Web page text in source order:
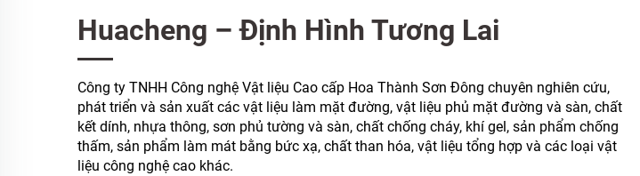
Huacheng – Định Hình Tương Lai
Công ty TNHH Công nghệ Vật liệu Cao cấp Hoa Thành Sơn Đông chuyên nghiên cứu,
phát triển và sản xuất các vật liệu làm mặt đường, vật liệu phủ mặt đường và sàn, chất
kết dính, nhựa thông, sơn phủ tường và sàn, chất chống cháy, khí gel, sản phẩm chống
thấm, sản phẩm làm mát bằng bức xạ, chất than hóa, vật liệu tổng hợp và các loại vật
liệu công nghệ cao khác.